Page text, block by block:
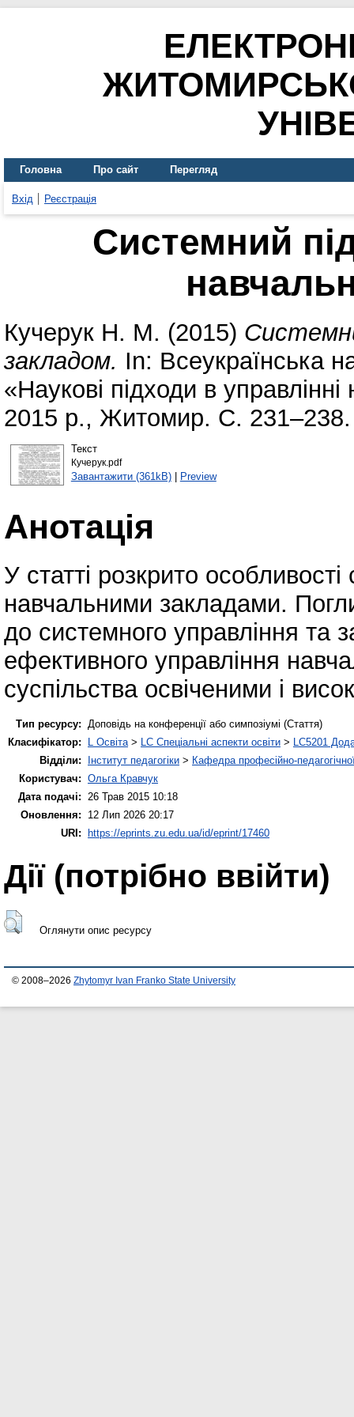
Головна Про сайт Перегляд
Вхід Реєстрація
Системний
Кучерук Н. М. (2015)
закладом. In: Всеукраїнська
«Наукові підходи в
2015 р., Житомир. С. 231–238.
Текст
Кучерук.pdf
Завантажити (361kB)| Preview
Анотація
У статті розкрито
навчальними закладами.
до системного управління та
ефективного управління
суспільства освіченими і
Тип ресурсу:
Доповідь на конференції або симпозіумі (Стаття)
Класифікатор:
L Освіта > LC Спеціальні аспекти освіти > LC5201
Відділи:
Інститут педагогіки > Кафедра професійно-
Користувач: Ольга Кравчук
Дата подачі:
26 Трав 2015 10:18
Оновлення:
12 Лип 2026 20:17
URI: https://eprints.zu.edu.ua/id/eprint/17460
Дії ​​(потрібно ввійти)
Оглянути опис ресурсу
© 2008–2026 Zhytomyr Ivan Franko State University